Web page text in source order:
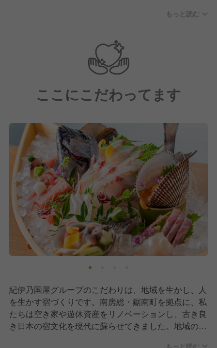
土が特徴です。スタッフの中には、東京や地方から移
く、海のそばで暮らしながら働くという生き方を選ん
だ人たちが活躍中。お客様に喜んでもらうことはもち
ろん、自分たちもこの場所を心から楽しむ。そんな仲
間が集まるチームです。
もっと読む
ここにこだわってます
紀伊乃国屋グループのこだわりは、地域を生かし、人
を生かす宿づくりです。南房総・鋸南町を拠点に、私
たちは空き家や遊休資産をリノベーションし、古き良
き日本の宿文化を現代に蘇らせてきました。地域の漁
もっと読む